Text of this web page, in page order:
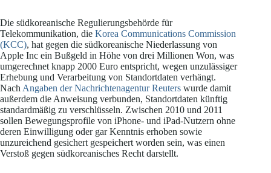
Die südkoreanische Regulierungsbehörde für
Telekommunikation, die Korea Communications Commission
(KCC), hat gegen die südkoreanische Niederlassung von
Apple Inc ein Bußgeld in Höhe von drei Millionen Won, was
umgerechnet knapp 2000 Euro entspricht, wegen unzulässiger
Erhebung und Verarbeitung von Standortdaten verhängt.
Nach Angaben der Nachrichtenagentur Reuters wurde damit
außerdem die Anweisung verbunden, Standortdaten künftig
standardmäßig zu verschlüsseln. Zwischen 2010 und 2011
sollen Bewegungsprofile von iPhone- und iPad-Nutzern ohne
deren Einwilligung oder gar Kenntnis erhoben sowie
unzureichend gesichert gespeichert worden sein, was einen
Verstoß gegen südkoreanisches Recht darstellt.